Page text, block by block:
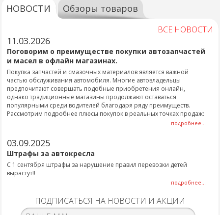
НОВОСТИ Обзоры товаров
ВСЕ НОВОСТИ
11.03.2026
Поговорим о преимуществе покупки автозапчастей
и масел в офлайн магазинах.
Покупка запчастей и смазочных материалов является важной
частью обслуживания автомобиля. Многие автовладельцы
предпочитают совершать подобные приобретения онлайн,
однако традиционные магазины продолжают оставаться
популярными среди водителей благодаря ряду преимуществ.
Рассмотрим подробнее плюсы покупок в реальных точках продаж:
подробнее...
03.09.2025
Штрафы за автокресла
С 1 сентября штрафы за нарушение правил перевозки детей
вырастут!!
подробнее...
ПОДПИСАТЬСЯ НА НОВОСТИ И АКЦИИ